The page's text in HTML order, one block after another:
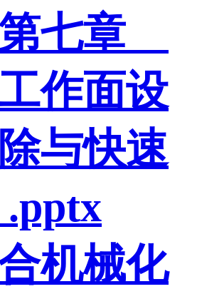
七章
作面设
与快速
合机械化